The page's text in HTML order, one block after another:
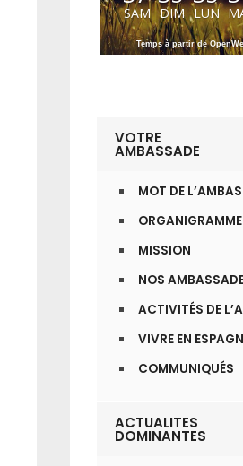
SAM DIM LUN
Temps à partir de
VOTRE
AMBASSADE
MOT DE
ORGANIGRAMME
MISSION
NOS
ACTIVITÉS DE
VIVRE EN
COMMUNIQUÉS
ACTUALITES
DOMINANTES